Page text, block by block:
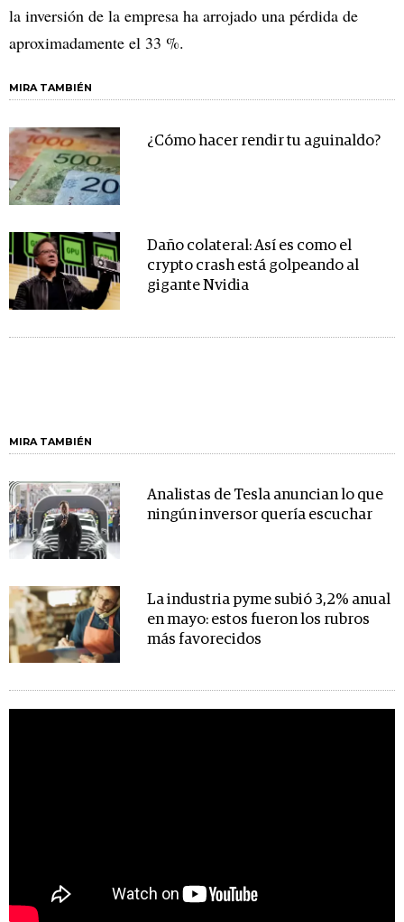
la inversión de la empresa ha arrojado una pérdida de
aproximadamente el 33 %.
MIRA TAMBIÉN
¿Cómo hacer rendir tu aguinaldo?
Daño colateral: Así es como el
crypto crash está golpeando al
gigante Nvidia
MIRA TAMBIÉN
Analistas de Tesla anuncian lo que
ningún inversor quería escuchar
La industria pyme subió 3,2% anual
en mayo: estos fueron los rubros
más favorecidos